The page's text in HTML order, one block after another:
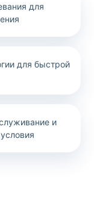
для
для быстрой
и